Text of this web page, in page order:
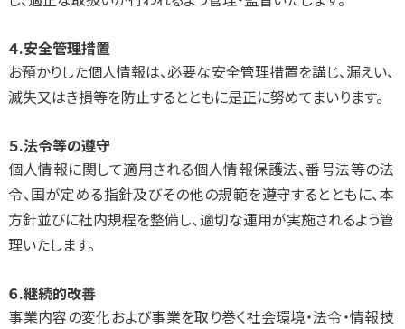
４.安全管理措置
お預かりした個人情報は、必要な安全管理措置を講じ、漏えい、
滅失又はき損等を防止するとともに是正に努めてまいります。
５.法令等の遵守
個人情報に関して適用される個人情報保護法、番号法等の法
令、国が定める指針及びその他の規範を遵守するとともに、本
方針並びに社内規程を整備し、適切な運用が実施されるよう管
理いたします。
６.継続的改善
事業内容の変化および事業を取り巻く社会環境・法令・情報技